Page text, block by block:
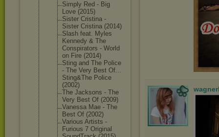
Simply Red - Big
Love (2015)
Sister Cristina -
Sister Cristina (2014)
Slash feat. Myles
Kennedy & The
Conspirators - World
on Fire (2014)
Sting and The Police
- The Very Best Of...
Sting&The Police
(2002)
The Jacksons - The
Very Best Of (2009)
Vanessa Mae - The
Best Of (2002)
Various Artists -
Furious 7 Original